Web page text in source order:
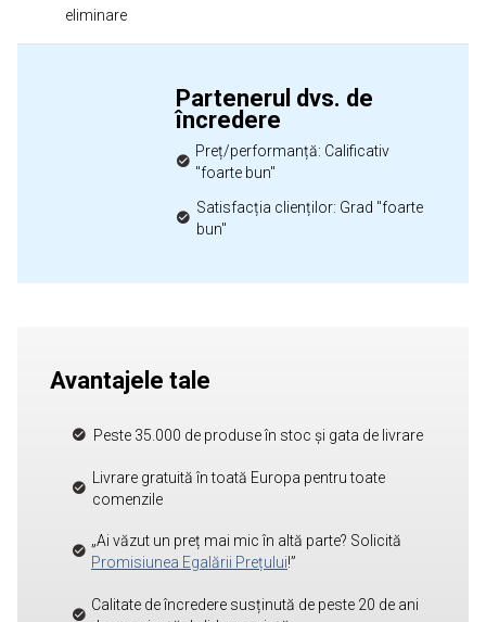
eliminare
Partenerul dvs. de
încredere
Preț/performanță: Calificativ
"foarte bun"
Satisfacția clienților: Grad "foarte
bun"
Avantajele tale
Peste 35.000 de produse în stoc și gata de livrare
Livrare gratuită în toată Europa pentru toate
comenzile
„Ai văzut un preț mai mic în altă parte? Solicită
Promisiunea Egalării Prețului!”
Calitate de încredere susținută de peste 20 de ani